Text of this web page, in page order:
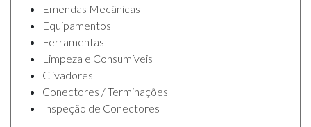
Emendas Mecânicas
Equipamentos
Ferramentas
Limpeza e Consumíveis
Clivadores
Conectores / Terminações
Inspeção de Conectores